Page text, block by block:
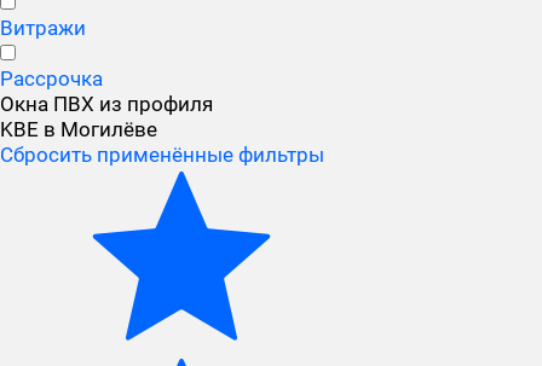
Витражи
Рассрочка
Окна ПВХ из профиля
KBE в Могилёве
Сбросить применённые фильтры